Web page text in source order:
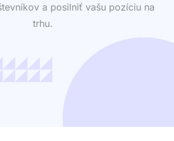
a posilniť vašu pozíciu na
trhu.